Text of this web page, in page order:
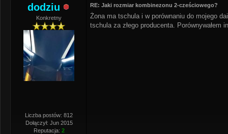
dodziu
Konkretny
Liczba postów: 812
Dołączył: Jun 2015
Reputacja: 2
RE: Jaki rozmiar kombinezonu 2-cześciowego?
Żona ma tschula i w porównaniu do mojego
tschula za złego producenta. Porównywałem